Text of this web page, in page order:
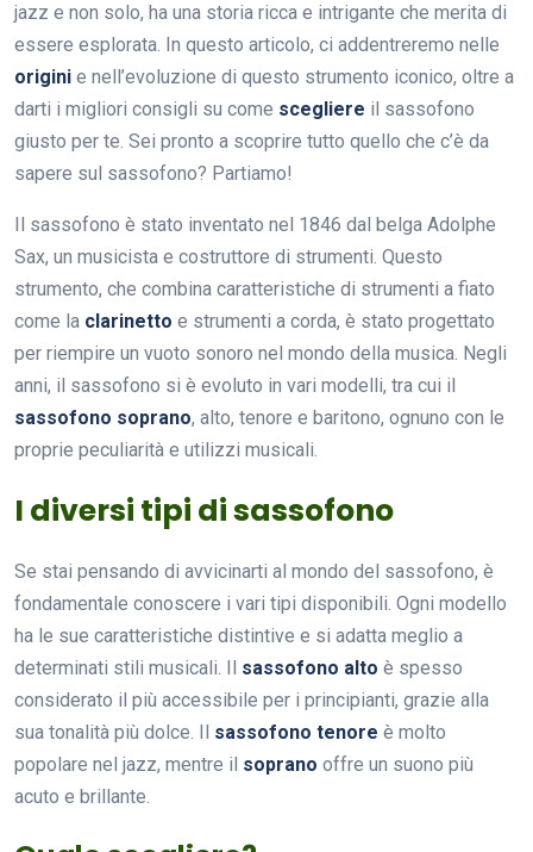
jazz e non solo, ha una storia ricca e intrigante che merita di
essere esplorata. In questo articolo, ci addentreremo nelle
origini e nell’evoluzione di questo strumento iconico, oltre a
darti i migliori consigli su come scegliere il sassofono
giusto per te. Sei pronto a scoprire tutto quello che c’è da
sapere sul sassofono? Partiamo!
Il sassofono è stato inventato nel 1846 dal belga Adolphe
Sax, un musicista e costruttore di strumenti. Questo
strumento, che combina caratteristiche di strumenti a fiato
come la clarinetto e strumenti a corda, è stato progettato
per riempire un vuoto sonoro nel mondo della musica. Negli
anni, il sassofono si è evoluto in vari modelli, tra cui il
sassofono soprano, alto, tenore e baritono, ognuno con le
proprie peculiarità e utilizzi musicali.
I diversi tipi di sassofono
Se stai pensando di avvicinarti al mondo del sassofono, è
fondamentale conoscere i vari tipi disponibili. Ogni modello
ha le sue caratteristiche distintive e si adatta meglio a
determinati stili musicali. Il sassofono alto è spesso
considerato il più accessibile per i principianti, grazie alla
sua tonalità più dolce. Il sassofono tenore è molto
popolare nel jazz, mentre il soprano offre un suono più
acuto e brillante.